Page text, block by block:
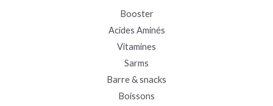
Booster
Acides Aminés
Vitamines
Sarms
Barre & snacks
Boissons